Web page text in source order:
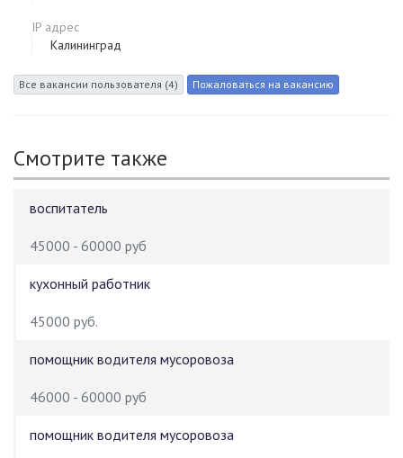
IP адрес
Калининград
Смотрите также
воспитатель
45000 - 60000 руб
кухонный работник
45000 руб.
помощник водителя мусоровоза
46000 - 60000 руб
помощник водителя мусоровоза